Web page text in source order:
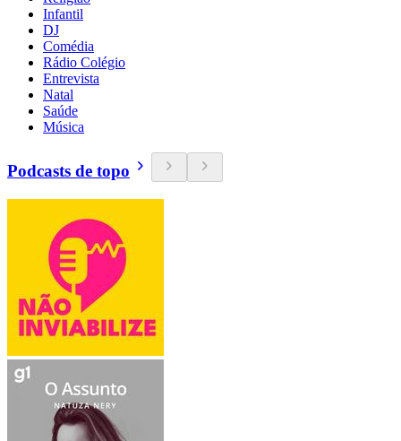
Infantil
DJ
Comédia
Rádio Colégio
Entrevista
Natal
Saúde
Música
Podcasts de topo